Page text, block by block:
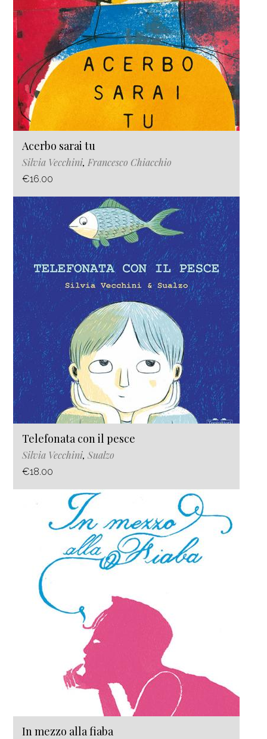
Acerbo sarai tu
Silvia Vecchini, Francesco Chiacchio
€16.00
Telefonata con il pesce
Silvia Vecchini, Sualzo
€18.00
In mezzo alla fiaba